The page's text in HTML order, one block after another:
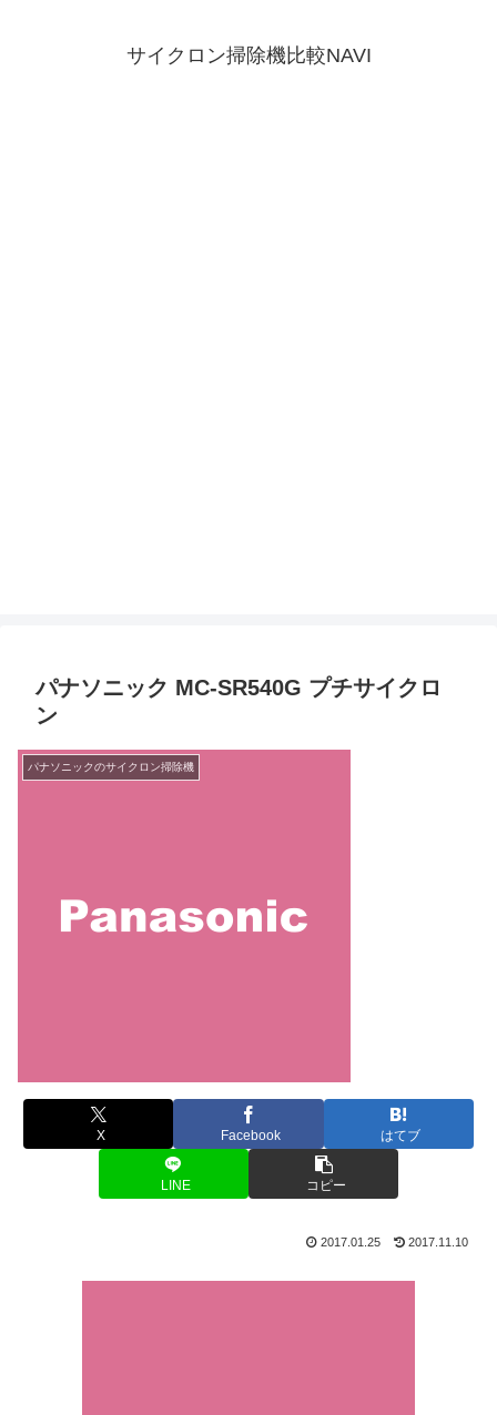
サイクロン掃除機比較NAVI
パナソニック MC-SR540G プチサイクロ
ン
パナソニックのサイクロン掃除機
X Facebook はてブ
LINE コピー
2017.01.25 2017.11.10